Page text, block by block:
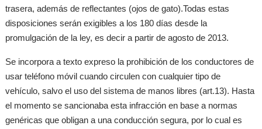
trasera, además de reflectantes (ojos de gato).Todas estas
disposiciones serán exigibles a los 180 días desde la
promulgación de la ley, es decir a partir de agosto de 2013.
Se incorpora a texto expreso la prohibición de los conductores de
usar teléfono móvil cuando circulen con cualquier tipo de
vehículo, salvo el uso del sistema de manos libres (art.13). Hasta
el momento se sancionaba esta infracción en base a normas
genéricas que obligan a una conducción segura, por lo cual es